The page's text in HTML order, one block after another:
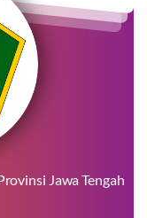
Jawa Tengah